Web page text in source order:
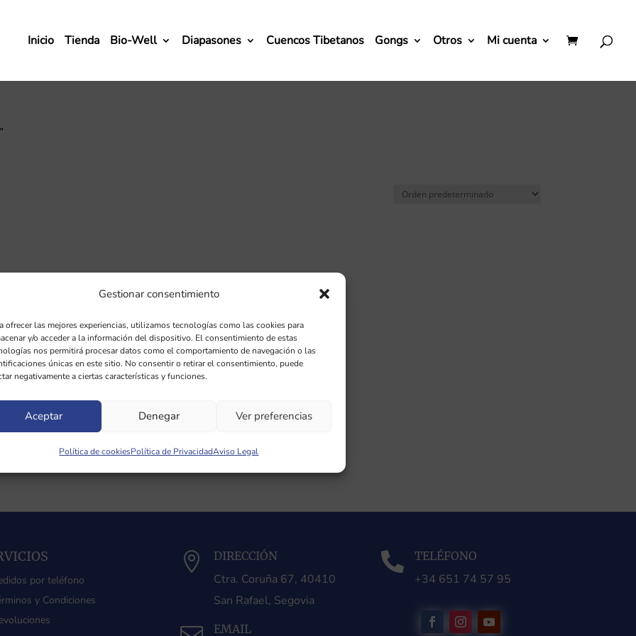
Gestionar consentimiento
ofrecer las mejores experiencias, utilizamos tecnologías como las cookies para
y/o acceder a la información del dispositivo. El consentimiento de estas
nos permitirá procesar datos como el comportamiento de navegación o las
únicas en este sitio. No consentir o retirar el consentimiento, puede
negativamente a ciertas características y funciones.
Aceptar Denegar Ver preferencias
Política de cookiesPolítica de PrivacidadAviso Legal
Inicio Tienda Bio-Well Diapasones Cuencos Tibetanos Gongs Otros Mi cuenta
por teléfono
y Condiciones
 DIRECCIÓN
Ctra. Coruña 67, 40410
San Rafael, Segovia
EMAIL
 TELÉFONO
+34 651 74 57 95